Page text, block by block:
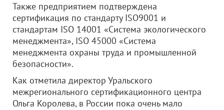
Также предприятием подтверждена
сертификация по стандарту ISO9001 и
стандартам ISO 14001 «Система экологического
менеджмента», ISO 45000 «Система
менеджмента охраны труда и промышленной
безопасности».
Как отметила директор Уральского
межрегионального сертификационного центра
Ольга Королева, в России пока очень мало